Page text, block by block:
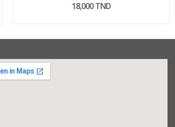
18,000 TND